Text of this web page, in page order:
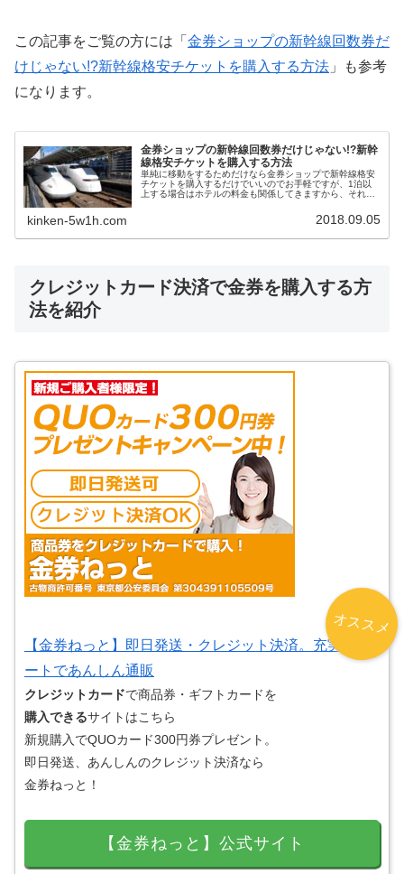
この記事をご覧の方には「 金券ショップの新幹線回数券だ
けじゃない!?新幹線格安チケットを購入する方法 」も参考
になります。
金券ショップの新幹線回数券だけじゃない!?新幹
線格安チケットを購入する方法
単純に移動をするためだけなら金券ショップで新幹線格安
チケットを購入するだけでいいのでお手軽ですが、1泊以
上する場合はホテルの料金も関係してきますから、それぞ
ますよね。そんな時はJR・新幹線+宿泊セットプランとい
kinken-5w1h.com 2018.09.05
クレジットカード決済で金券を購入する方
法を紹介
【金券ねっと】即日発送・クレジット決済。充実サポ
ートであんしん通販
クレジットカードで商品券・ギフトカードを
購入できるサイトはこちら
新規購入でQUOカード300円券プレゼント。
即日発送、あんしんのクレジット決済なら
金券ねっと！
【金券ねっと】公式サイト
オススメ